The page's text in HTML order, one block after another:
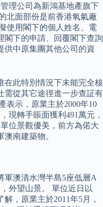
理公司為新鴻基地產旗下
北面部份是前香港氧氣廠
使用閣下的個人姓名、電
閣下的申請、回覆閣下查詢
供中原集團其他公司的資
在此特別情況下未能完全核
需從其它途徑進一步查証有
表示，原業主於2000年10
現轉手賬面獲利491萬元，
位景觀優美，前方為偌大
南建築物。
軍澳清水灣半島5座低層A
外望山景。 單位近日以
，原業主於2011年5月，